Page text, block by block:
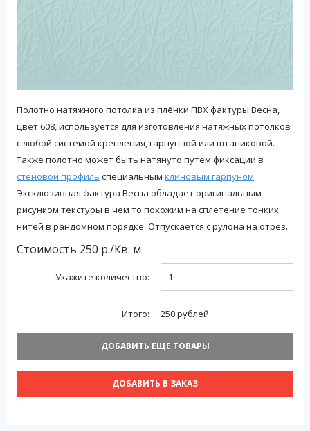
Полотно натяжного потолка из плёнки ПВХ фактуры Весна,
цвет 608, используется для изготовления натяжных потолков
с любой системой крепления, гарпунной или штапиковой.
Также полотно может быть натянуто путем фиксации в
стеновой профиль специальным клиновым гарпуном.
Эксклюзивная фактура Весна обладает оригинальным
рисунком текстуры в чем то похожим на сплетение тонких
нитей в рандомном порядке. Отпускается с рулона на отрез.
Стоимость 250 р./Кв. м
Укажите количество:
Итого: 250рублей
ДОБАВИТЬ ЕЩЕ ТОВАРЫ
ДОБАВИТЬ В ЗАКАЗ